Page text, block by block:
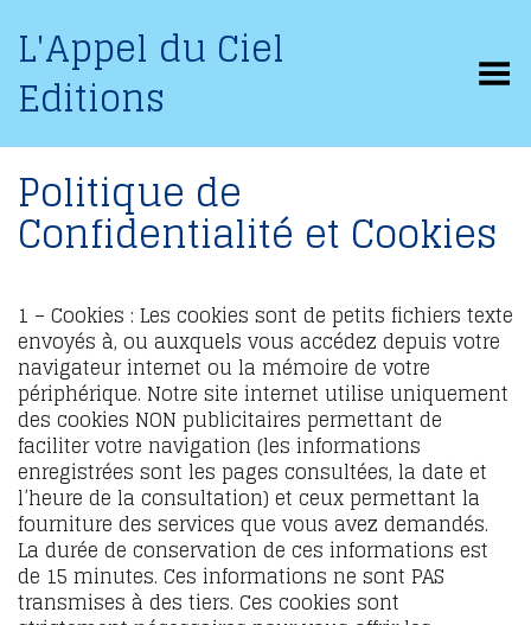
L'Appel du Ciel
Editions Basculer le menu
Politique de
Confidentialité et Cookies
1 – Cookies : Les cookies sont de petits fichiers texte
envoyés à, ou auxquels vous accédez depuis votre
navigateur internet ou la mémoire de votre
périphérique. Notre site internet utilise uniquement
des cookies NON publicitaires permettant de
faciliter votre navigation (les informations
enregistrées sont les pages consultées, la date et
l’heure de la consultation) et ceux permettant la
fourniture des services que vous avez demandés.
La durée de conservation de ces informations est
de 15 minutes. Ces informations ne sont PAS
transmises à des tiers. Ces cookies sont